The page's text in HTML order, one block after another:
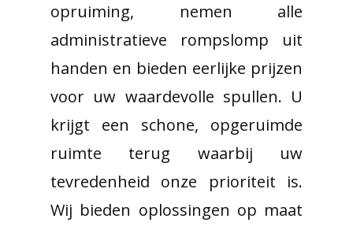
opruiming, nemen alle
administratieve rompslomp uit
handen en bieden eerlijke prijzen
voor uw waardevolle spullen. U
krijgt een schone, opgeruimde
ruimte terug waarbij uw
tevredenheid onze prioriteit is.
Wij bieden oplossingen op maat